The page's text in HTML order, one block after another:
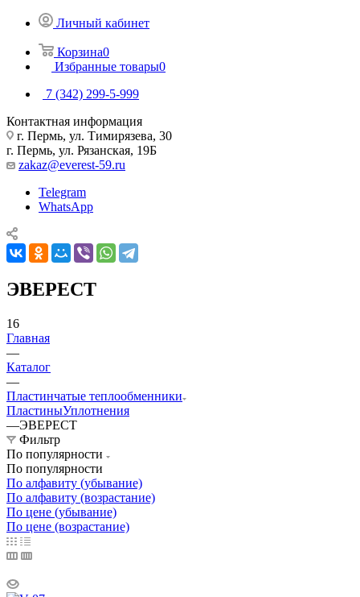
Личный кабинет
Корзина0
Избранные товары0
7 (342) 299-5-999
Контактная информация
г. Пермь, ул. Тимирязева, 30
г. Пермь, ул. Рязанская, 19Б
zakaz@everest-59.ru
Telegram
WhatsApp
ЭВЕРЕСТ
16
Главная
—
Каталог
—
Пластинчатые теплообменники
ПластиныУплотнения
—ЭВЕРЕСТ
Фильтр
По популярности
По популярности
По алфавиту (убывание)
По алфавиту (возрастание)
По цене (убывание)
По цене (возрастание)